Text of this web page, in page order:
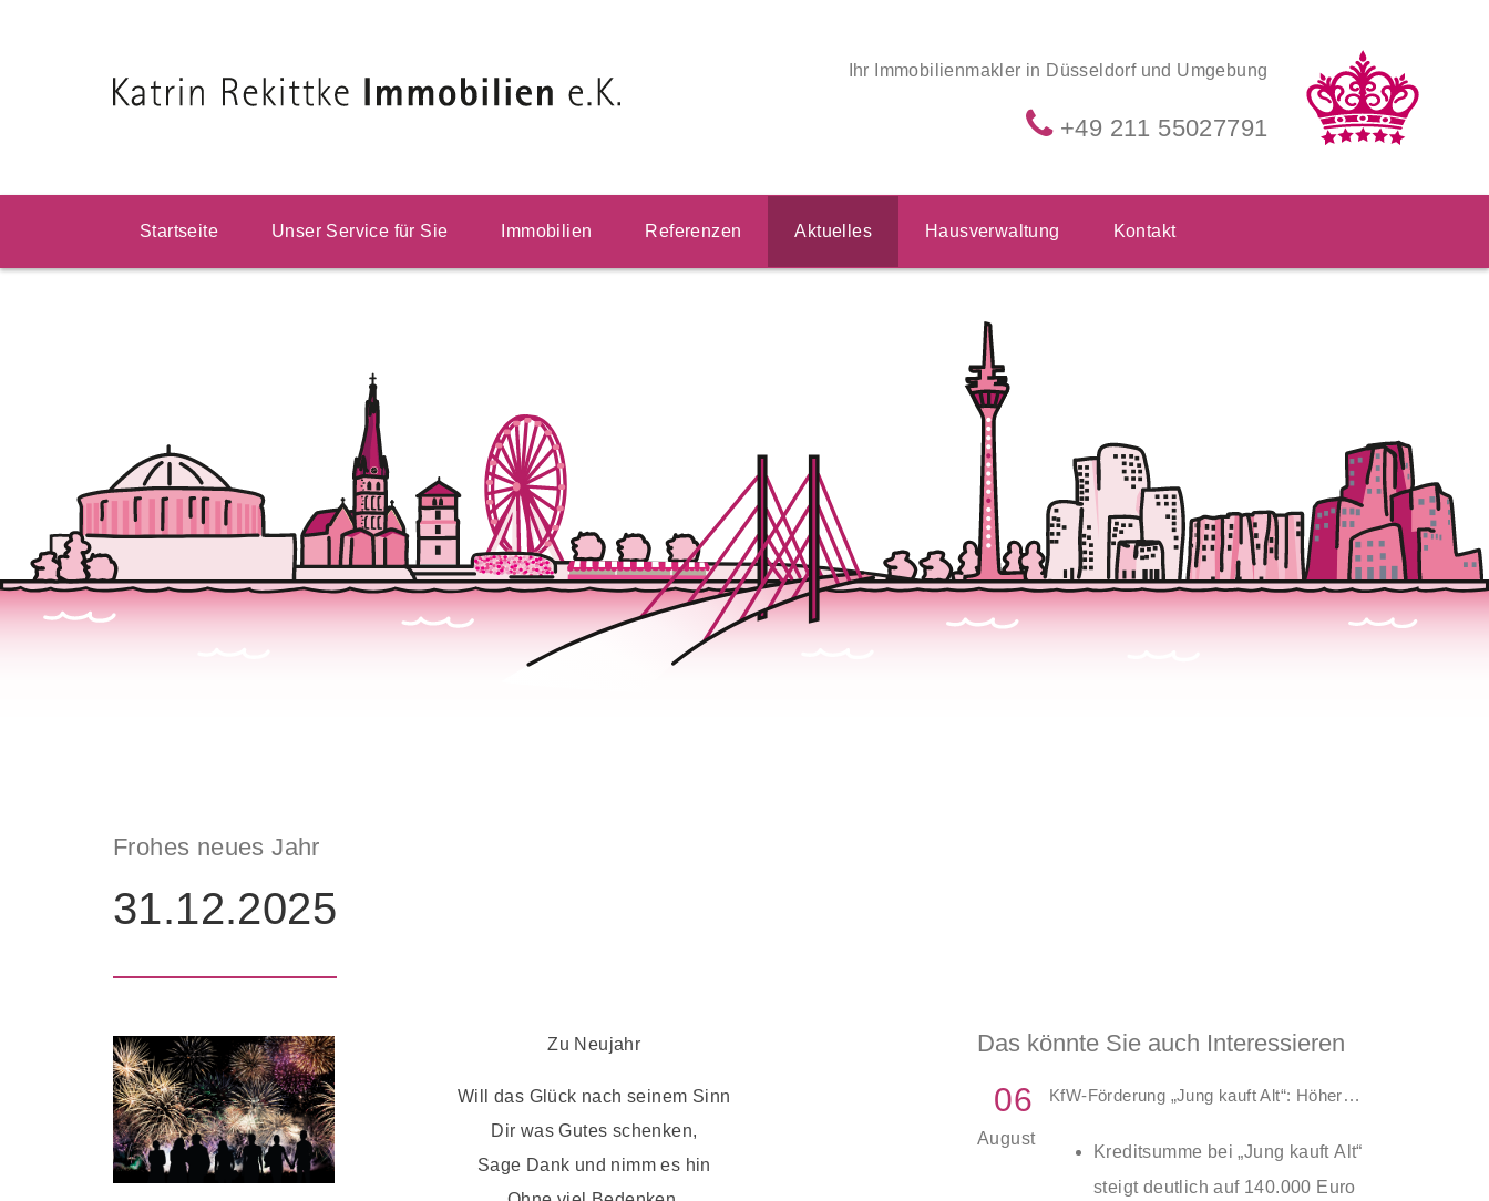
Ihr Immobilienmakler in Düsseldorf und Umgebung
+49 211 55027791
Startseite Unser Service für Sie Immobilien Referenzen Aktuelles Hausverwaltung Kontakt
Frohes neues Jahr
31.12.2025
Zu Neujahr
Will das Glück nach seinem Sinn
Dir was Gutes schenken,
Sage Dank und nimm es hin
Das könnte Sie auch Interessieren
06
August
KfW-Förderung „Jung kauft Alt“: Höhere Kredite ab August 2026
Kreditsumme bei „Jung kauft Alt“
steigt deutlich auf 140.000 Euro